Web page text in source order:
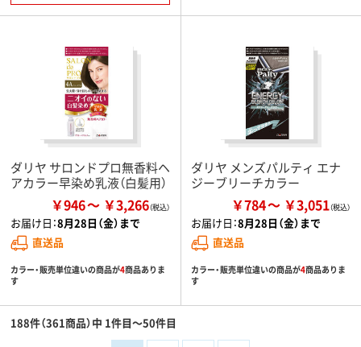
ダリヤ サロンドプロ無香料ヘ
アカラー早染め乳液（白髪用）
￥946 ￥3,266
お届け日：8月28日（金）まで
直送品
カラー・販売単位違いの商品が4商品ありま
す
ダリヤ メンズパルティ エナ
ジーブリーチカラー
￥784 ￥3,051
お届け日：8月28日（金）まで
直送品
カラー・販売単位違いの商品が4商品ありま
す
188件（361商品）中 1件目～50件目